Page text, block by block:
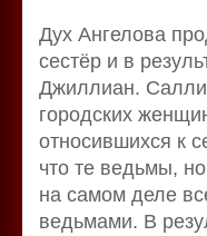
Дух Ангелова
сестёр и в
Джиллиан. Салли
городских
относившихся к
что те ведьмы,
на самом деле
ведьмами. В